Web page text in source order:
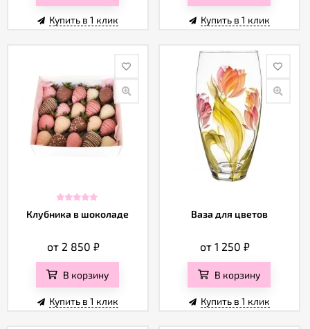
Купить в 1 клик Купить в 1 клик
Клубника в шоколаде
от 2 850₽
В корзину
Купить в 1 клик
Ваза для цветов
от 1 250₽
В корзину
Купить в 1 клик